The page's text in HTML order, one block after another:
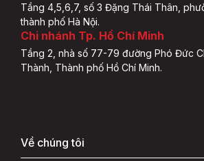
Tầng 4,5,6,7, số 3 Đặng Thái Thân,
thành phố Hà Nội.
Chi nhánh Tp. Hồ Chí Minh
Tầng 2, nhà số 77-79 đường Phó Đức
Thành, Thành phố Hồ Chí Minh.
Về chúng tôi